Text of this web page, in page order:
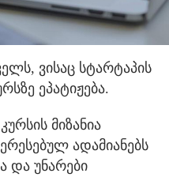
ვისაც სტარტაპის
ეპატიჟება.
მიზანია
ადამიანებს
და უნარები